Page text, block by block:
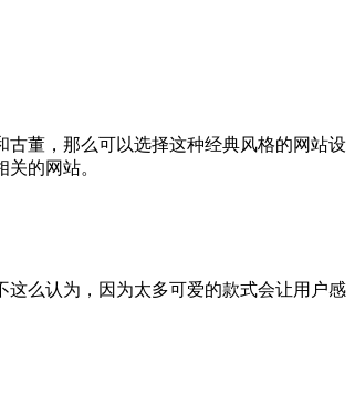
董，那么可以选择这种经典风格的网站设
的网站。
么认为，因为太多可爱的款式会让用户感